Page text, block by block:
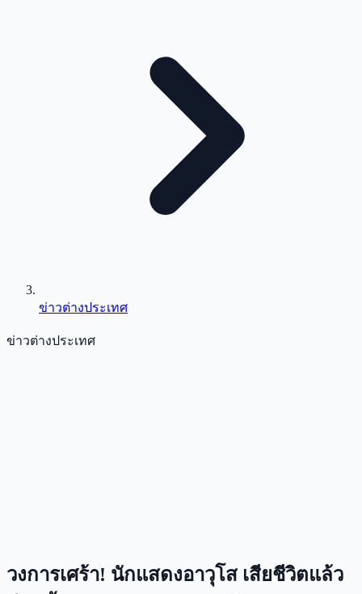
ข่าวต่างประเทศ
ข่าวต่างประเทศ
วงการเศร้า! นักแสดงอาวุโส เสียชีวิตแล้ว